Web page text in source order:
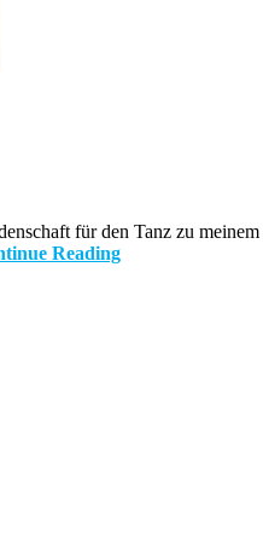
für den Tanz zu
Reading